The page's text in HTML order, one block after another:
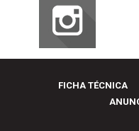
FICHA TÉCNICA